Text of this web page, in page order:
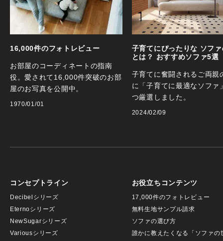
16,000件のフォトレビュー
お部屋のコーディネートの指南
役。愛されて16,000件突破のお部
屋のお写真を公開中。
1970/01/01
子育てにぴったりな ソフ
とは？ おすすめソファ5選
子育てに奮闘されるご両親
に「子育てに最適なソファ
つ厳選しました。
2024/02/09
コンセプトライン
Decibelシリーズ
Eternoシリーズ
NewSugarシリーズ
Variousシリーズ
お役立ちコンテンツ
17,000件のフォトレビュー
無料生地サンプル請求
ソファの選び方
誰かに教えたくなる「ソファの